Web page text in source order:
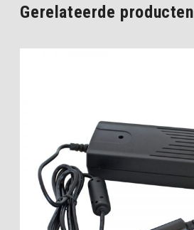
Gerelateerde producten